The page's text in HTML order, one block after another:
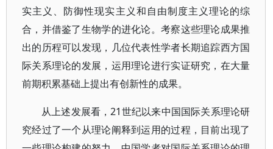
实主义、防御性现实主义和自由制度主义理论的综
合，并借鉴了生物学的进化论。考察这些理论成果推
出的历程可以发现，几位代表性学者长期追踪西方国
际关系理论的发展，运用理论进行实证研究，在大量
前期积累基础上提出有创新性的成果。
从上述发展看，21世纪以来中国国际关系理论研
究经过了一个从理论阐释到运用的过程，目前出现了